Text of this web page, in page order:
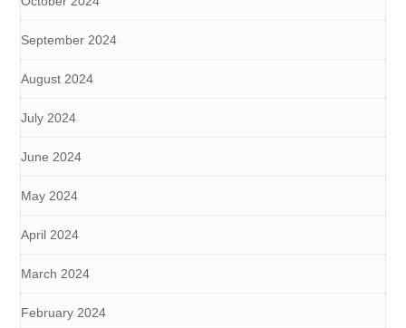
September 2024
August 2024
July 2024
June 2024
May 2024
April 2024
March 2024
February 2024